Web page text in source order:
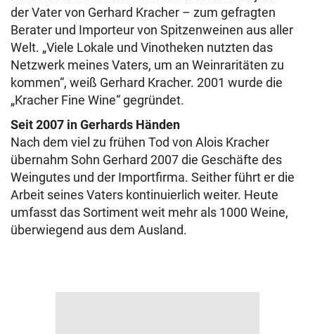
der Vater von Gerhard Kracher – zum gefragten
Berater und Importeur von Spitzenweinen aus aller
Welt. „Viele Lokale und Vinotheken nutzten das
Netzwerk meines Vaters, um an Weinraritäten zu
kommen“, weiß Gerhard Kracher. 2001 wurde die
„Kracher Fine Wine“ gegründet.
Seit 2007 in Gerhards Händen
Nach dem viel zu frühen Tod von Alois Kracher
übernahm Sohn Gerhard 2007 die Geschäfte des
Weingutes und der Importfirma. Seither führt er die
Arbeit seines Vaters kontinuierlich weiter. Heute
umfasst das Sortiment weit mehr als 1000 Weine,
überwiegend aus dem Ausland.